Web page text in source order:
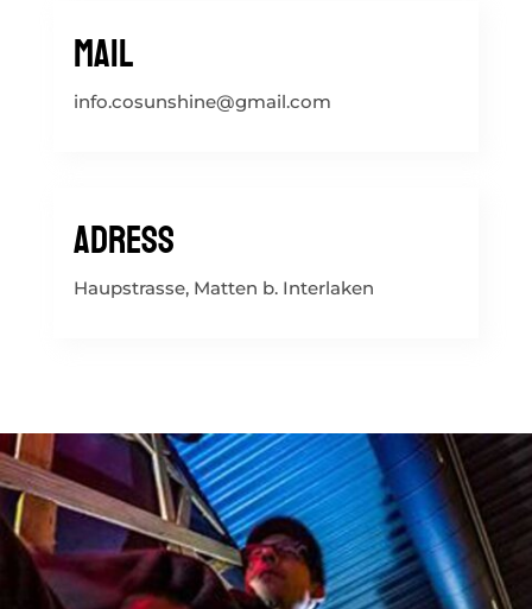
Mail
info.cosunshine@gmail.com
Adress
Haupstrasse, Matten b. Interlaken